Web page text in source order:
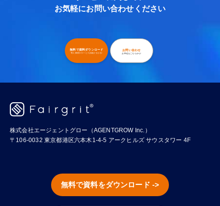
お気軽にお問い合わせください
無料で資料ダウンロード
導入事例やサービス詳細が分かる!
お問い合わせ
お申込もこちらから!
株式会社エージェントグロー（AGENTGROW Inc.）
〒106-0032 東京都港区六本木1-4-5 アークヒルズ サウスタワー 4F
無料で資料をダウンロード ->